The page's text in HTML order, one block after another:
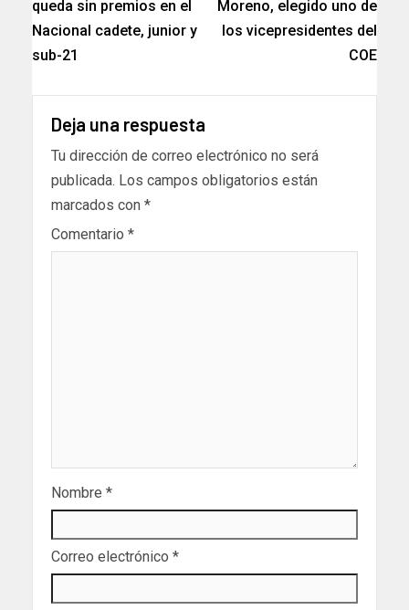
queda sin premios en el
Nacional cadete, junior y
sub-21
Moreno, elegido uno de
los vicepresidentes del
COE
Deja una respuesta
Tu dirección de correo electrónico no será
publicada. Los campos obligatorios están
marcados con *
Comentario *
Nombre *
Correo electrónico *